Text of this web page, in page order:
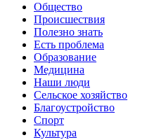
Общество
Происшествия
Полезно знать
Есть проблема
Образование
Медицина
Наши люди
Сельское хозяйство
Благоустройство
Спорт
Культура